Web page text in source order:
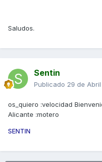
Saludos.
Sentin
Publicado 29 de
os_quiero :velocidad
Alicante :motero
SENTIN